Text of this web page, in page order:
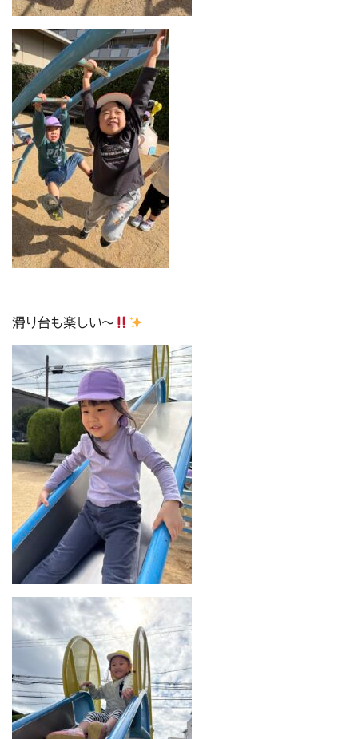
滑り台も楽しい～